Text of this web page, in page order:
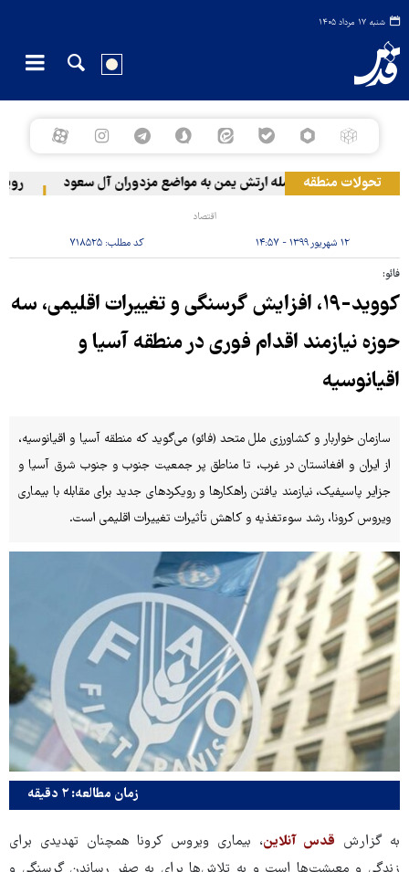
شنبه ۱۷ مرداد ۱۴۰۵
تحولات منطقهحمله ارتش یمن به مواضع مزدوران آل سعود رویترز: عربستان ۸۶
اقتصاد
۱۲ شهریور ۱۳۹۹ - ۱۴:۵۷ کد مطلب: ۷۱۸۵۲۵
فائو:
کووید-۱۹، افزایش گرسنگی و تغییرات اقلیمی،‌ سه
حوزه نیازمند اقدام فوری در منطقه آسیا و
اقیانوسیه
سازمان خواربار و کشاورزی ملل متحد (فائو) می‌گوید که منطقه آسیا و اقیانوسیه،
از ایران و افغانستان در غرب، تا مناطق پر جمعیت جنوب و جنوب شرق آسیا و
جزایر پاسیفیک، نیازمند یافتن راهکارها و رویکردهای جدید برای مقابله با بیماری
ویروس کرونا، رشد سوءتغذیه و کاهش تأثیرات تغییرات اقلیمی است.
زمان مطالعه: ۲ دقیقه
به گزارش قدس آنلاین، بیماری ویروس کرونا همچنان تهدیدی برای